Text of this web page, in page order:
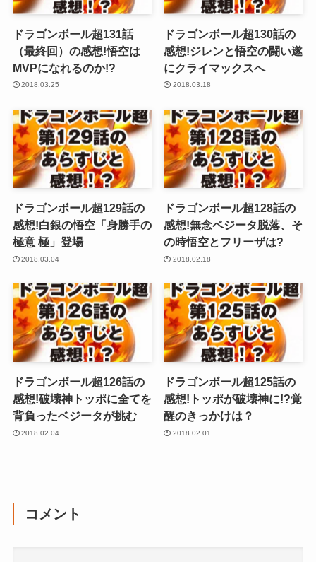
ドラゴンボール超131話
（最終回）の感想!悟空は
MVPになれるのか!?
2018.03.25
ドラゴンボール超130話の
感想!ジレンと悟空の闘い遂
にクライマックスへ
2018.03.18
ドラゴンボール超129話の
感想!白銀の悟空「身勝手の
極意 極」登場
2018.03.04
ドラゴンボール超128話の
感想!無念ベジータ脱落、そ
の時悟空とフリーザは?
2018.02.18
ドラゴンボール超126話の
感想!破壊神トッポに全てを
背負ったベジータが挑む
2018.02.04
ドラゴンボール超125話の
感想!トッポが破壊神に!?覚
醒のきっかけは？
2018.02.01
コメント